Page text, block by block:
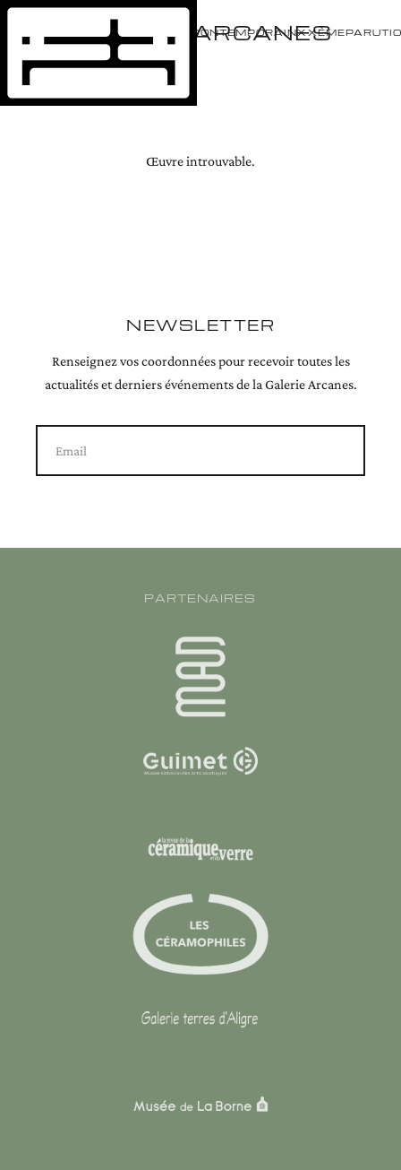
ÉVÈNEMENTS CONTEMPORAINXXÈME
GALERIE ARCANES
Œuvre introuvable.
NEWSLETTER
Renseignez vos coordonnées pour recevoir toutes les
actualités et derniers événements de la Galerie Arcanes.
Email
PARTENAIRES